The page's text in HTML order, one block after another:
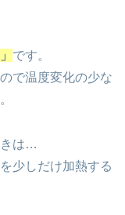
です。
で温度変化の少な
きは…
少しだけ加熱する